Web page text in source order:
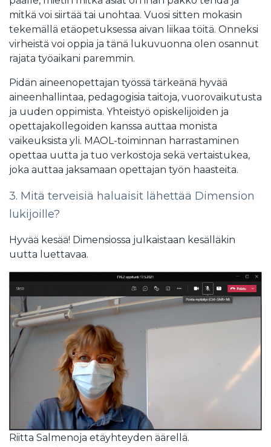
mitkä voi siirtää tai unohtaa. Vuosi sitten mokasin
tekemällä etäopetuksessa aivan liikaa töitä. Onneksi
virheistä voi oppia ja tänä lukuvuonna olen osannut
rajata työaikani paremmin.
Pidän aineenopettajan työssä tärkeänä hyvää
aineenhallintaa, pedagogisia taitoja, vuorovaikutusta
ja uuden oppimista. Yhteistyö opiskelijoiden ja
opettajakollegoiden kanssa auttaa monista
vaikeuksista yli. MAOL-toiminnan harrastaminen
opettaa uutta ja tuo verkostoja sekä vertaistukea,
joka auttaa jaksamaan opettajan työn haasteita.
3. Mitä terveisiä haluaisit lähettää Dimension
lukijoille?
Hyvää kesää! Dimensiossa julkaistaan kesälläkin
uutta luettavaa.
Riitta Salmenoja etäyhteyden äärellä.